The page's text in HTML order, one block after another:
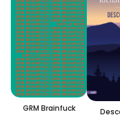
GRM Brainfuck